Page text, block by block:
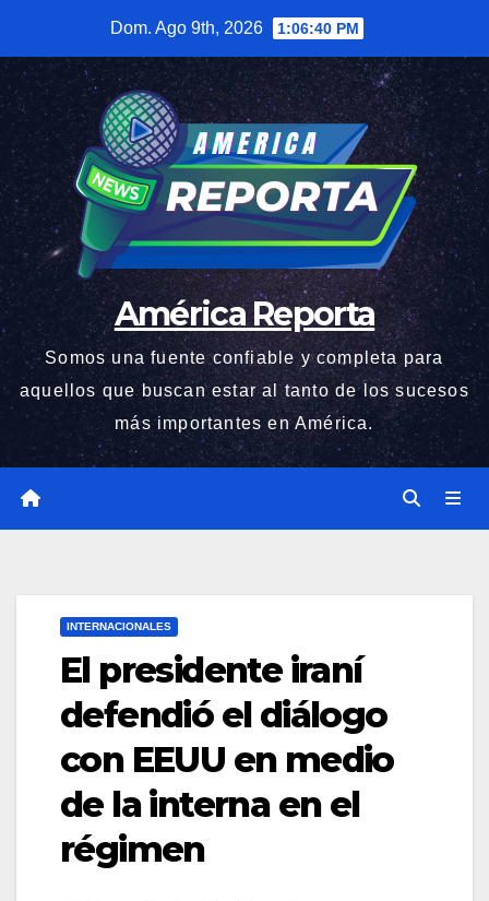
contenido
Dom. Ago 9th, 2026 1:06:42 PM
América Reporta
Somos una fuente confiable y completa para
aquellos que buscan estar al tanto de los sucesos
más importantes en América.
INTERNACIONALES
El presidente iraní
defendió el diálogo
con EEUU en medio
de la interna en el
régimen